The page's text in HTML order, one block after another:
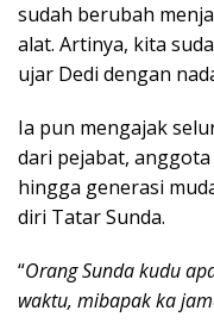
sudah berubah
alat. Artinya, kita
ujar Dedi dengan
Ia pun mengajak
dari pejabat,
hingga generasi
diri Tatar Sunda.
“Orang Sunda kudu
waktu, mibapak ka